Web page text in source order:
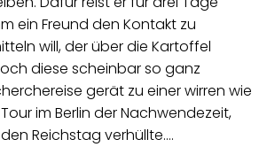
ein Freund den Kontakt zu
will, der über die Kartoffel
diese scheinbar so ganz
gerät zu einer wirren wie
im Berlin der Nachwendezeit,
Reichstag verhüllte.…